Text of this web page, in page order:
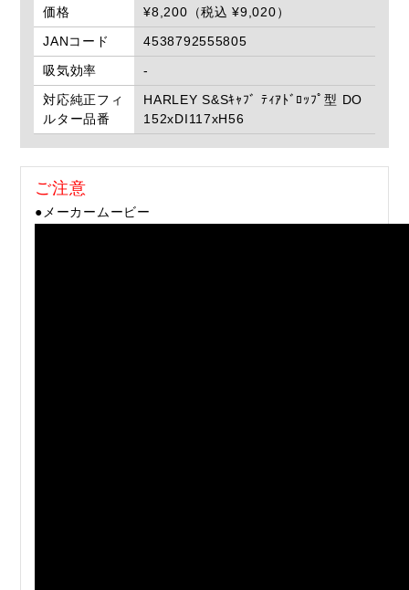
価格
¥8,200（税込 ¥9,020）
JANコード
4538792555805
吸気効率
-
対応純正フィ
ルター品番
HARLEY S&Sｷｬﾌﾞ ﾃｨｱﾄﾞﾛｯﾌﾟ型 DO
152xDI117xH56
ご注意
●メーカームービー